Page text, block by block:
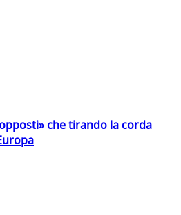
che tirando la corda